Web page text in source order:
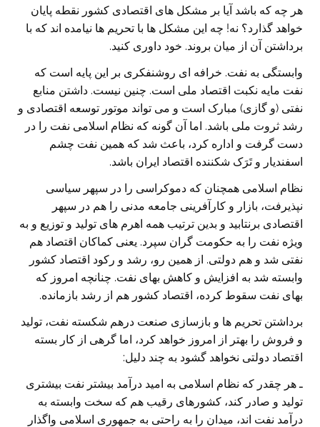
هر چه که باشد آیا بر مشکل های اقتصادی کشور نقطه پایان
خواهد گذارد؟ نه! چه این مشکل ها با تحریم ها نیامده اند که با
برداشتن آن از میان بروند. خود داوری کنید.
وابستگی به نفت. خرافه ای روشنفکری بر این پایه است که
نفت مایه نکبت اقتصاد ملی است. چنین نیست. داشتن منابع
نفتی (و گازی) مبارک است و می تواند موتور توسعه اقتصادی و
رشد ثروت ملی باشد. اما آن گونه که نظام اسلامی نفت را در
دست گرفت و اداره کرد،‌ باعث شد که همین نفت چشم
اسفندیار و تَرَک شکننده اقتصاد ایران باشد.
نظام اسلامی همچنان که دموکراسی را در سپهر سیاسی
نپذیرفت،‌ بازار و کارآفرینی جامعه مدنی را هم در سپهر
اقتصادی برنتابید و بدین ترتیب همه اهرم های تولید و توزیع و به
ويژه نفت را به حکومت گران سپرد. یعنی کماکان اقتصاد هم
نفتی شد و هم دولتی. از همین رو، رشد و رکود اقتصاد کشور
وابسته شد به افزایش و کاهش بهای نفت. چنانچه امروز که
بهای نفت سقوط کرده، اقتصاد کشور هم از رشد بازمانده.
برداشتن تحریم ها و بازسازی صنعت درهم شکسته نفت، تولید
و فروش را بهتر از امروز خواهد کرد،‌ اما گرهی از کار بسته
اقتصاد دولتی نخواهد گشود به چند دلیل:
ـ هر چقدر که نظام اسلامی به امید درآمد بیشتر نفت بیشتری
تولید و صادر کند، کشورهای رقیب هم که سخت وابسته به
درآمد نفت اند،‌ میدان را به راحتی به جمهوری اسلامی واگذار